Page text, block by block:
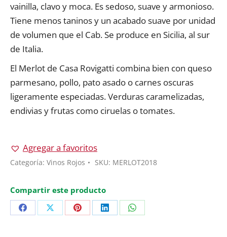
vainilla, clavo y moca. Es sedoso, suave y armonioso.
Tiene menos taninos y un acabado suave por unidad
de volumen que el Cab. Se produce en Sicilia, al sur
de Italia.
El Merlot de Casa Rovigatti combina bien con queso
parmesano, pollo, pato asado o carnes oscuras
ligeramente especiadas. Verduras caramelizadas,
endivias y frutas como ciruelas o tomates.
Agregar a favoritos
Categoría: Vinos Rojos SKU: MERLOT2018
Compartir este producto
Share Share Share Share Share